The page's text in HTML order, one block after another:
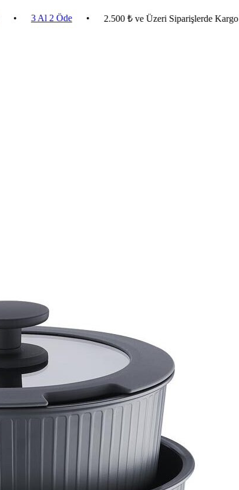
3 Al 2 Öde • 2.500 ₺ ve Üzeri Siparişlerde Kargo Bedava